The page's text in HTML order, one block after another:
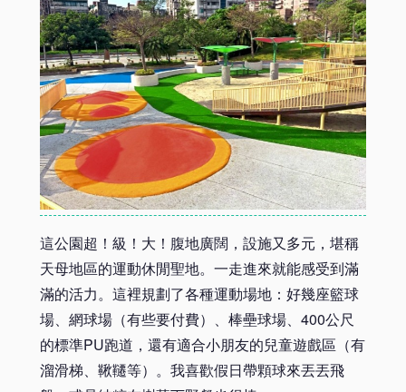
這公園超！級！大！腹地廣闊，設施又多元，堪稱
天母地區的運動休閒聖地。一走進來就能感受到滿
滿的活力。這裡規劃了各種運動場地：好幾座籃球
場、網球場（有些要付費）、棒壘球場、400公尺
的標準PU跑道，還有適合小朋友的兒童遊戲區（有
溜滑梯、鞦韆等）。我喜歡假日帶顆球來丟丟飛